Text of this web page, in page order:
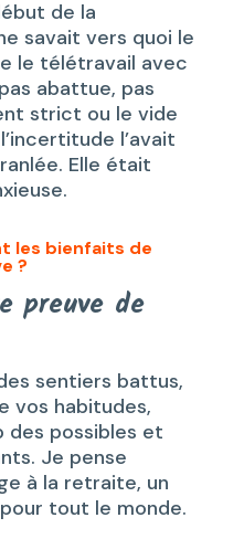
de la
savait vers quoi le
le télétravail avec
abattue, pas
strict ou le vide
l’avait
Elle était
les bienfaits de
?
preuve de
sentiers battus,
vos habitudes,
des possibles et
Je pense
à la retraite, un
tout le monde.